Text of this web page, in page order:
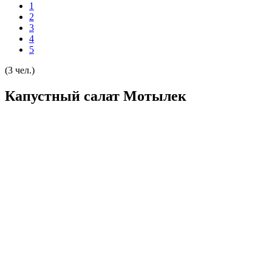
1
2
3
4
5
(3 чел.)
Капустный салат Мотылек